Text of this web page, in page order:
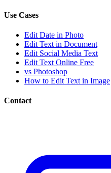
Use Cases
Edit Date in Photo
Edit Text in Document
Edit Social Media Text
Edit Text Online Free
vs Photoshop
How to Edit Text in Image
Contact